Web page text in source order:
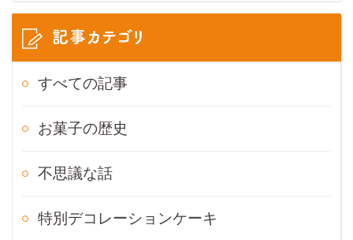
記事カテゴリ
すべての記事
お菓子の歴史
不思議な話
特別デコレーションケーキ